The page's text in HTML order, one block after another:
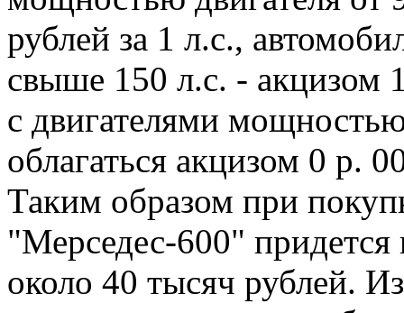
рублей за 1 л.с.,
свыше 150 л.с. - акцизом
с двигателями
облагаться акцизом 0 р.
Таким образом при
"Мерседес-600"
около 40 тысяч рублей.